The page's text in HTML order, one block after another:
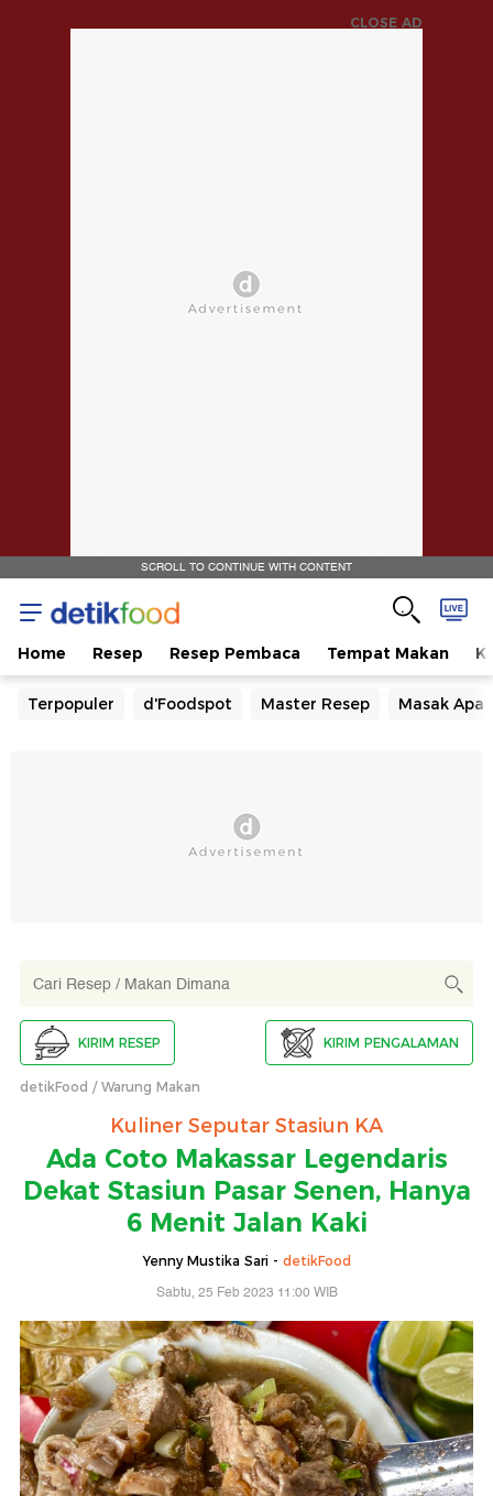
CLOSE AD
SCROLL TO CONTINUE WITH CONTENT
Home Resep Resep Pembaca Tempat Makan
Terpopuler d'Foodspot Master Resep Masak Apa
KIRIM RESEP KIRIM PENGALAMAN
detikFood Warung Makan
Kuliner Seputar Stasiun KA
Ada Coto Makassar Legendaris
Dekat Stasiun Pasar Senen, Hanya
6 Menit Jalan Kaki
Yenny Mustika Sari - detikFood
Sabtu, 25 Feb 2023 11:00 WIB